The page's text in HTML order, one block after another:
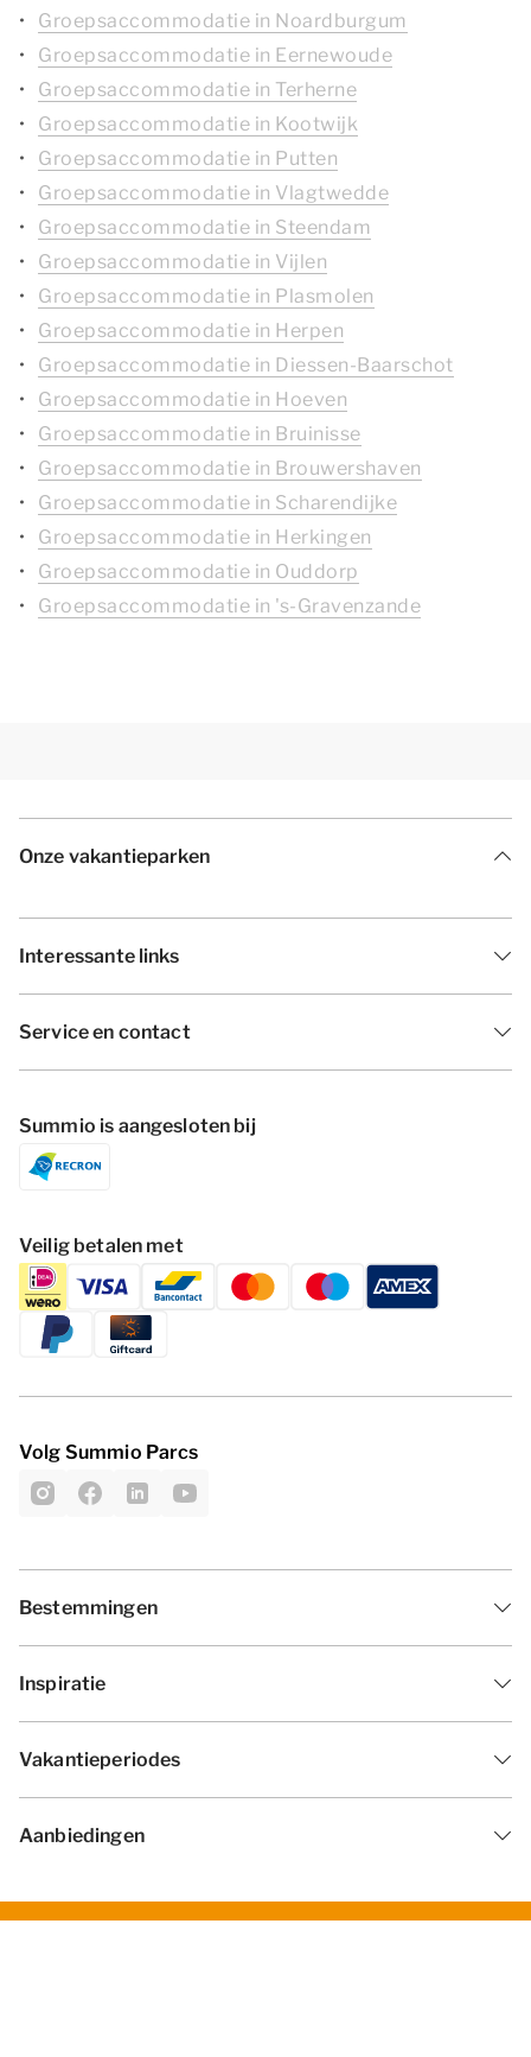
Groepsaccommodatie in Noardburgum
Groepsaccommodatie in Eernewoude
Groepsaccommodatie in Terherne
Groepsaccommodatie in Kootwijk
Groepsaccommodatie in Putten
Groepsaccommodatie in Vlagtwedde
Groepsaccommodatie in Steendam
Groepsaccommodatie in Vijlen
Groepsaccommodatie in Plasmolen
Groepsaccommodatie in Herpen
Groepsaccommodatie in Diessen-Baarschot
Groepsaccommodatie in Hoeven
Groepsaccommodatie in Bruinisse
Groepsaccommodatie in Brouwershaven
Groepsaccommodatie in Scharendijke
Groepsaccommodatie in Herkingen
Groepsaccommodatie in Ouddorp
Groepsaccommodatie in 's-Gravenzande
Onze vakantieparken
Interessante links
Service en contact
Summio is aangesloten bij
Veilig betalen met
Volg Summio Parcs
Bestemmingen
Inspiratie
Vakantieperiodes
Aanbiedingen